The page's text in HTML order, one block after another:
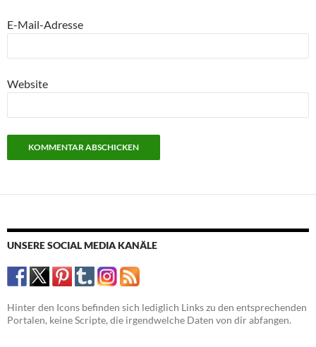
E-Mail-Adresse
Website
UNSERE SOCIAL MEDIA KANÄLE
Hinter den Icons befinden sich lediglich Links zu den entsprechenden
Portalen, keine Scripte, die irgendwelche Daten von dir abfangen.